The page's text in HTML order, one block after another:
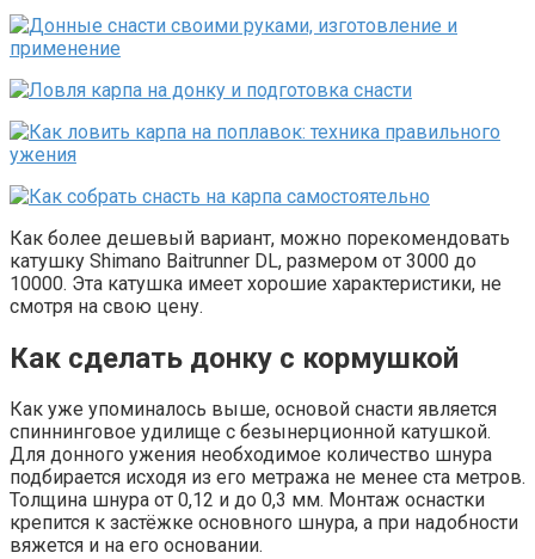
Как более дешевый вариант, можно порекомендовать
катушку Shimano Baitrunner DL, размером от 3000 до
10000. Эта катушка имеет хорошие характеристики, не
смотря на свою цену.
Как сделать донку с кормушкой
Как уже упоминалось выше, основой снасти является
спиннинговое удилище с безынерционной катушкой.
Для донного ужения необходимое количество шнура
подбирается исходя из его метража не менее ста метров.
Толщина шнура от 0,12 и до 0,3 мм. Монтаж оснастки
крепится к застёжке основного шнура, а при надобности
вяжется и на его основании.